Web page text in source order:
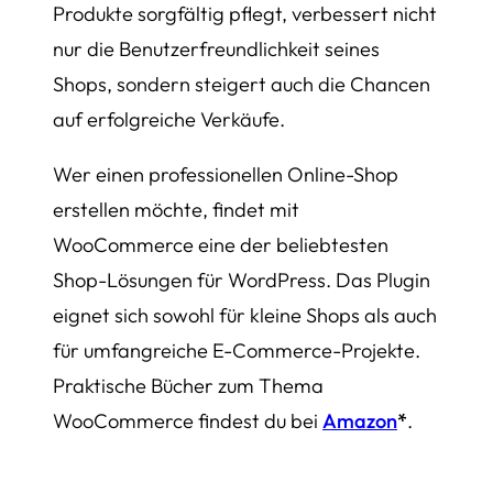
Produkte sorgfältig pflegt, verbessert nicht
nur die Benutzerfreundlichkeit seines
Shops, sondern steigert auch die Chancen
auf erfolgreiche Verkäufe.
Wer einen professionellen Online-Shop
erstellen möchte, findet mit
WooCommerce eine der beliebtesten
Shop-Lösungen für WordPress. Das Plugin
eignet sich sowohl für kleine Shops als auch
für umfangreiche E-Commerce-Projekte.
Praktische Bücher zum Thema
WooCommerce findest du bei Amazon*.